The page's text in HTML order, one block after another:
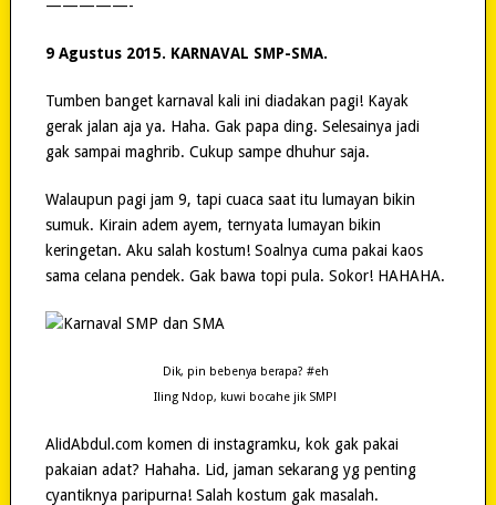
—————-
9 Agustus 2015. KARNAVAL SMP-SMA.
Tumben banget karnaval kali ini diadakan pagi! Kayak
gerak jalan aja ya. Haha. Gak papa ding. Selesainya jadi
gak sampai maghrib. Cukup sampe dhuhur saja.
Walaupun pagi jam 9, tapi cuaca saat itu lumayan bikin
sumuk. Kirain adem ayem, ternyata lumayan bikin
keringetan. Aku salah kostum! Soalnya cuma pakai kaos
sama celana pendek. Gak bawa topi pula. Sokor! HAHAHA.
Dik, pin bebenya berapa? #eh
Iling Ndop, kuwi bocahe jik SMP!
AlidAbdul.com komen di instagramku, kok gak pakai
pakaian adat? Hahaha. Lid, jaman sekarang yg penting
cyantiknya paripurna! Salah kostum gak masalah.